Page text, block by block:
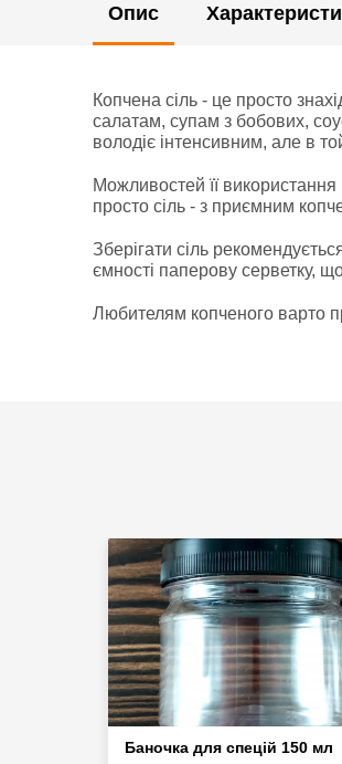
Опис
Копчена сіль - це просто
салатам, супам з бобових,
володіє інтенсивним, але в
Можливостей її
просто сіль - з приємним
Зберігати сіль
ємності паперову серветку,
Любителям копченого варто
Баночка для спецій 150 мл